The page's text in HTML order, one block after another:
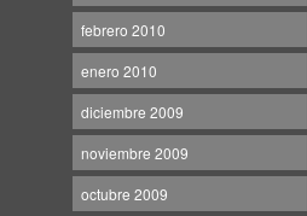
febrero 2010
enero 2010
diciembre 2009
noviembre 2009
octubre 2009